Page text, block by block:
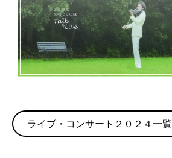
ライブ・コンサート２０２４一覧